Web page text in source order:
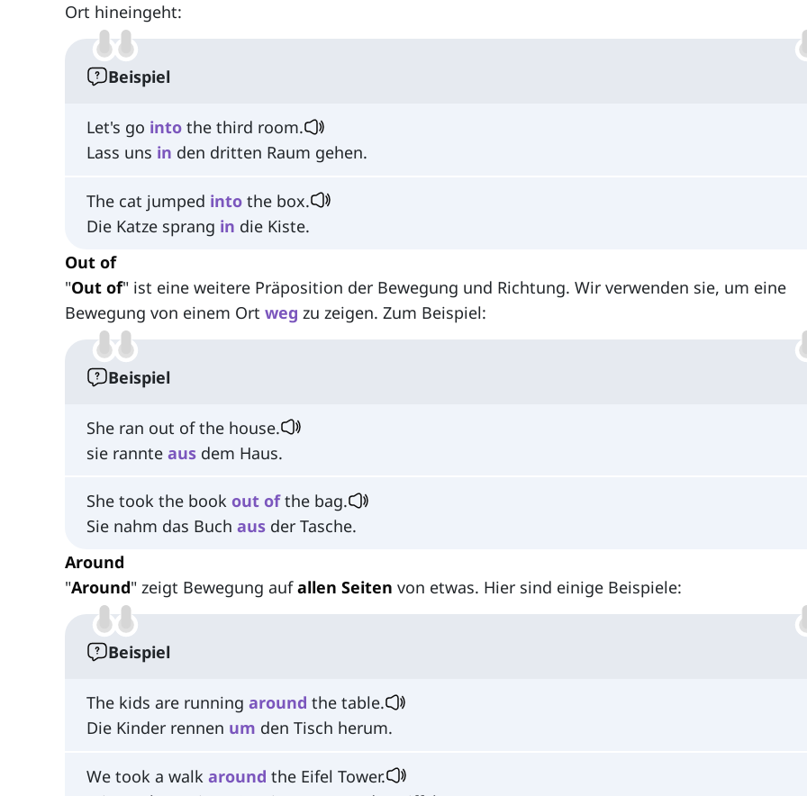
Ort hineingeht:
Beispiel
Let's go into the third room.
Lass uns in den dritten Raum gehen.
The cat jumped into the box.
Die Katze sprang in die Kiste.
Out of
"Out of" ist eine weitere Präposition der Bewegung und Richtung. Wir verwenden sie, um eine
Bewegung von einem Ort weg zu zeigen. Zum Beispiel:
Beispiel
She ran out of the house.
sie rannte aus dem Haus.
She took the book out ofthe bag.
Sie nahm das Buch aus der Tasche.
Around
"Around" zeigt Bewegung aufallen Seiten von etwas. Hier sind einige Beispiele:
Beispiel
The kids are running around the table.
Die Kinder rennen um den Tisch herum.
We took a walk around the Eifel Tower.